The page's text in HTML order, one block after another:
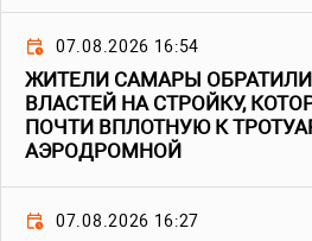
07.08.2026 16:54
ЖИТЕЛИ САМАРЫ
ВЛАСТЕЙ НА СТРОЙКУ,
ПОЧТИ ВПЛОТНУЮ К
АЭРОДРОМНОЙ
07.08.2026 16:27